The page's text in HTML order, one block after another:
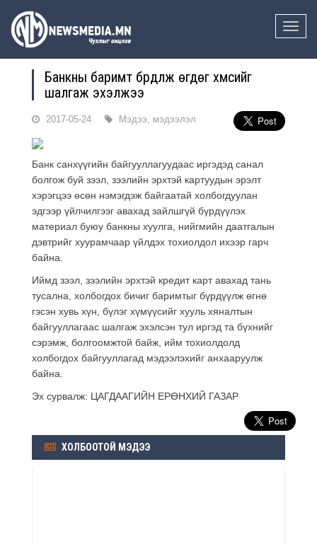
Toggle
Банкны баримт бүрдүүлж өгдөг хүмүүсийг
шалгаж эхэлжээ
2017-05-24 Мэдээ, мэдээлэл
Банк санхүүгийн байгууллагуудаас иргэдэд санал
болгож буй зээл, зээлийн эрхтэй картуудын эрэлт
хэрэгцээ өсөн нэмэгдэж байгаатай холбогдуулан
эдгээр үйлчилгээг авахад зайлшгүй бүрдүүлэх
материал буюу банкны хуулга, нийгмийн даатгалын
дэвтрийг хуурамчаар үйлдэх тохиолдол ихээр гарч
байна.
Иймд зээл, зээлийн эрхтэй кредит карт авахад тань
тусална, холбогдох бичиг баримтыг бүрдүүлж өгнө
гэсэн хувь хүн, бүлэг хүмүүсийг хууль хяналтын
байгууллагаас шалгаж эхэлсэн тул иргэд та бүхнийг
сэрэмж, болгоомжтой байж, ийм тохиолдолд
холбогдох байгууллагад мэдээлэхийг анхааруулж
байна.
Эх сурвалж: ЦАГДААГИЙН ЕРӨНХИЙ ГАЗАР
ХОЛБООТОЙ МЭДЭЭ